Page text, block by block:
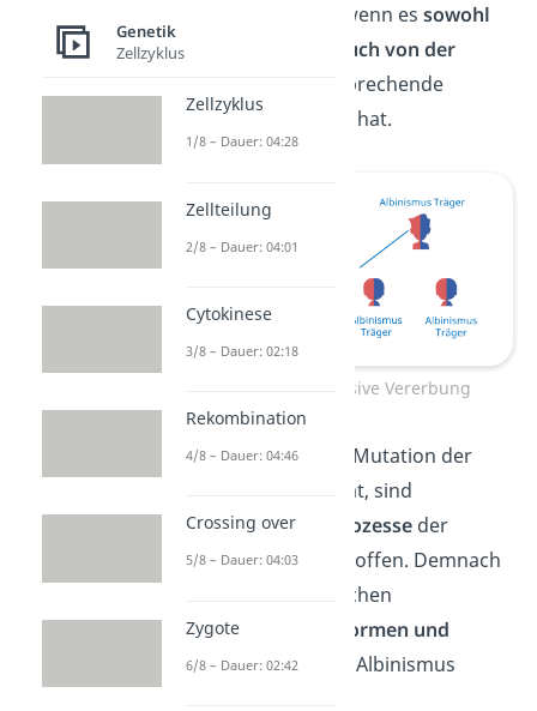
dann erkrankt, wenn es sowohl
vom Vater, als auch von der
die entsprechende
Mutation geerbt hat.
Autosomal-Rezessive Vererbung
Je nachdem, welche Mutation der
Betroffene genau hat, sind
unterschiedliche
Prozesse der
Melaninbildung betroffen. Demnach
musst du auch zwischen
unterschiedlichen
Formen und
Schweregraden
von Albinismus
Genetik
Zellzyklus
Zellzyklus
1/8 – Dauer: 04:28
Zellteilung
2/8 – Dauer: 04:01
Cytokinese
3/8 – Dauer: 02:18
Rekombination
4/8 – Dauer: 04:46
Crossing over
5/8 – Dauer: 04:03
Zygote
6/8 – Dauer: 02:42